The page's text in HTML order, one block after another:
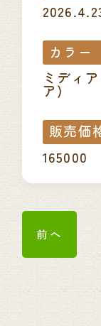
カラー
ミディ
ア)
販売価
165000
前へ